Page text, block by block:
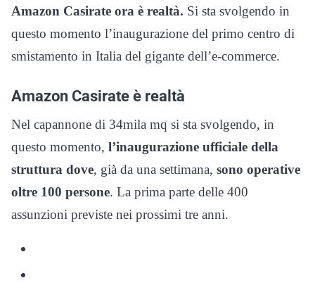
Amazon Casirate ora è realtà. Si sta svolgendo in
questo momento l’inaugurazione del primo centro di
smistamento in Italia del gigante dell’e-commerce.
Amazon Casirate è realtà
Nel capannone di 34mila mq si sta svolgendo, in
questo momento, l’inaugurazione ufficiale della
struttura dove, già da una settimana, sono operative
oltre 100 persone. La prima parte delle 400
assunzioni previste nei prossimi tre anni.